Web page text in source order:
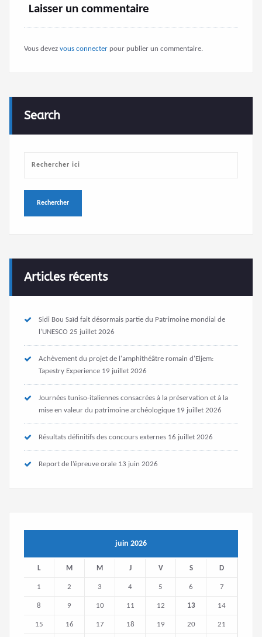
Laisser un commentaire
Vous devez vous connecter pour publier un commentaire.
Search
Articles récents
Sidi Bou Saïd fait désormais partie du Patrimoine mondial de
l’UNESCO 25 juillet 2026
Achèvement du projet de l'amphithéâtre romain d'Eljem:
Tapestry Experience 19 juillet 2026
Journées tuniso-italiennes consacrées à la préservation et à la
mise en valeur du patrimoine archéologique 19 juillet 2026
Résultats définitifs des concours externes 16 juillet 2026
Report de l’épreuve orale 13 juin 2026
juin 2026
L M M J V S D
1 2 3 4 5 6 7
8 9 10 11 12 13 14
15 16 17 18 19 20 21